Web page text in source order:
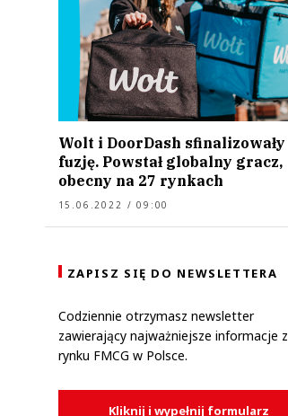
Wolt i DoorDash sfinalizowały
fuzję. Powstał globalny gracz,
obecny na 27 rynkach
15.06.2022 / 09:00
ZAPISZ SIĘ DO NEWSLETTERA
Codziennie otrzymasz newsletter
zawierający najważniejsze informacje z
rynku FMCG w Polsce.
Kliknij i wypełnij formularz